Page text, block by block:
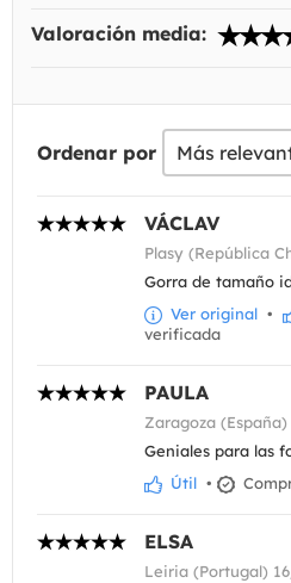
Valoración media:
Ordenar por
VÁCLAV
Plasy (República
Gorra de tamaño
Ver original •
verificada
PAULA
Zaragoza
Geniales para las
Útil •
ELSA
Leiria (Portugal)